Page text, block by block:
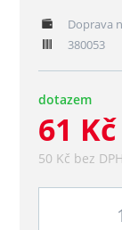
Doprava
380053
dotazem
61 Kč
50 Kč bez DPH